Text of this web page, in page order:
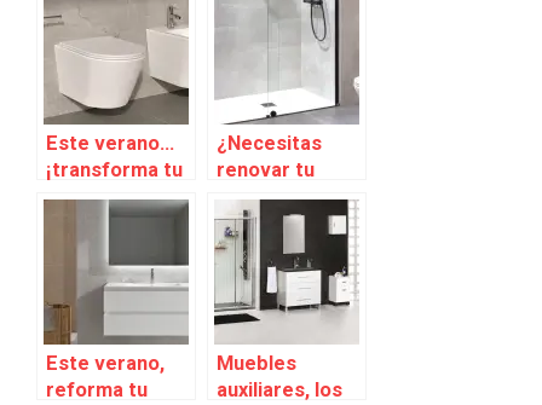
Este verano…
¡transforma tu
baño! Renueva
¿Necesitas
renovar tu
ducha? Este
verano,
renueva tu
baño con Baho
Este verano,
reforma tu
Muebles
auxiliares, los